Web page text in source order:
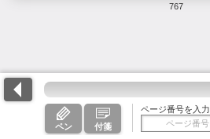
767
ペン 付箋
ページ番号を入力